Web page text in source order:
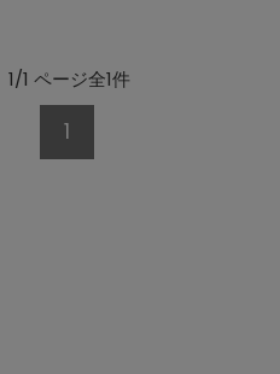
1/1 ページ全1件
1